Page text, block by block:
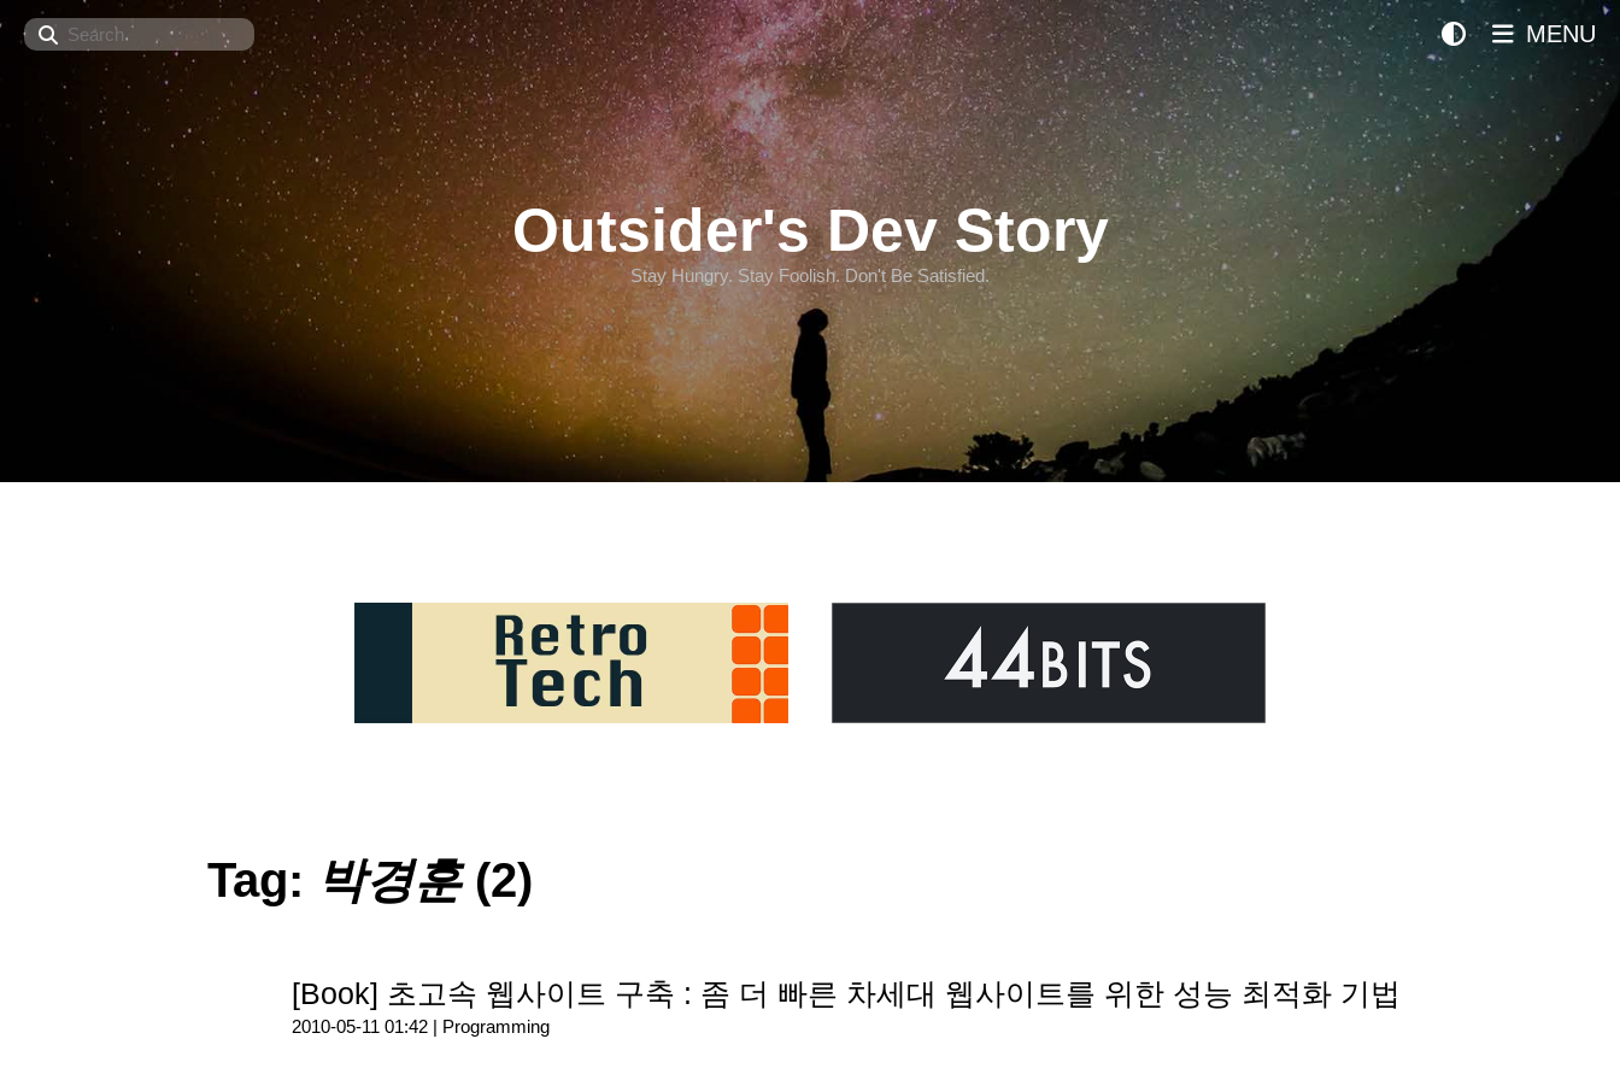
Search
Outsider's Dev Story
Stay Hungry. Stay Foolish. Don't Be Satisfied.
MENU
Tag: 박경훈(2)
[Book] 초고속 웹사이트 구축 : 좀 더 빠른 차세대 웹사이트를 위한 성능 최적화 기법
2010-05-11 01:42 | Programming